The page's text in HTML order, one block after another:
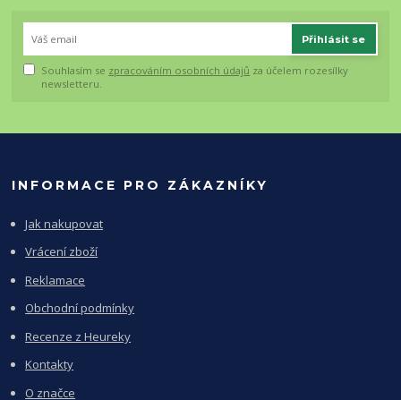
Přihlásit se
Souhlasím se zpracováním osobních údajů za účelem rozesílky
newsletteru.
INFORMACE PRO ZÁKAZNÍKY
Jak nakupovat
Vrácení zboží
Reklamace
Obchodní podmínky
Recenze z Heureky
Kontakty
O značce